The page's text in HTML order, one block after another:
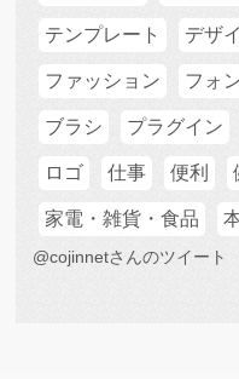
テンプレート デザ
ファッション フォ
ブラシ プラグイン
ロゴ 仕事 便利
家電・雑貨・食品
@cojinnetさんのツイート